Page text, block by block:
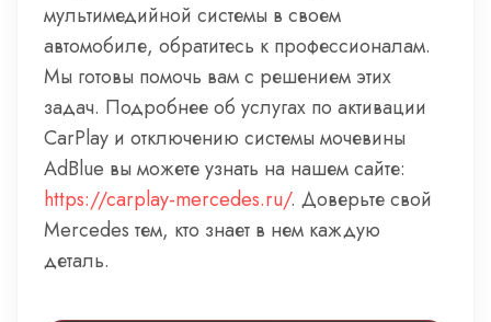
мультимедийной системы в своем
автомобиле, обратитесь к профессионалам.
Мы готовы помочь вам с решением этих
задач. Подробнее об услугах по активации
CarPlay и отключению системы мочевины
AdBlue вы можете узнать на нашем сайте:
https://carplay-mercedes.ru/. Доверьте свой
Mercedes тем, кто знает в нем каждую
деталь.